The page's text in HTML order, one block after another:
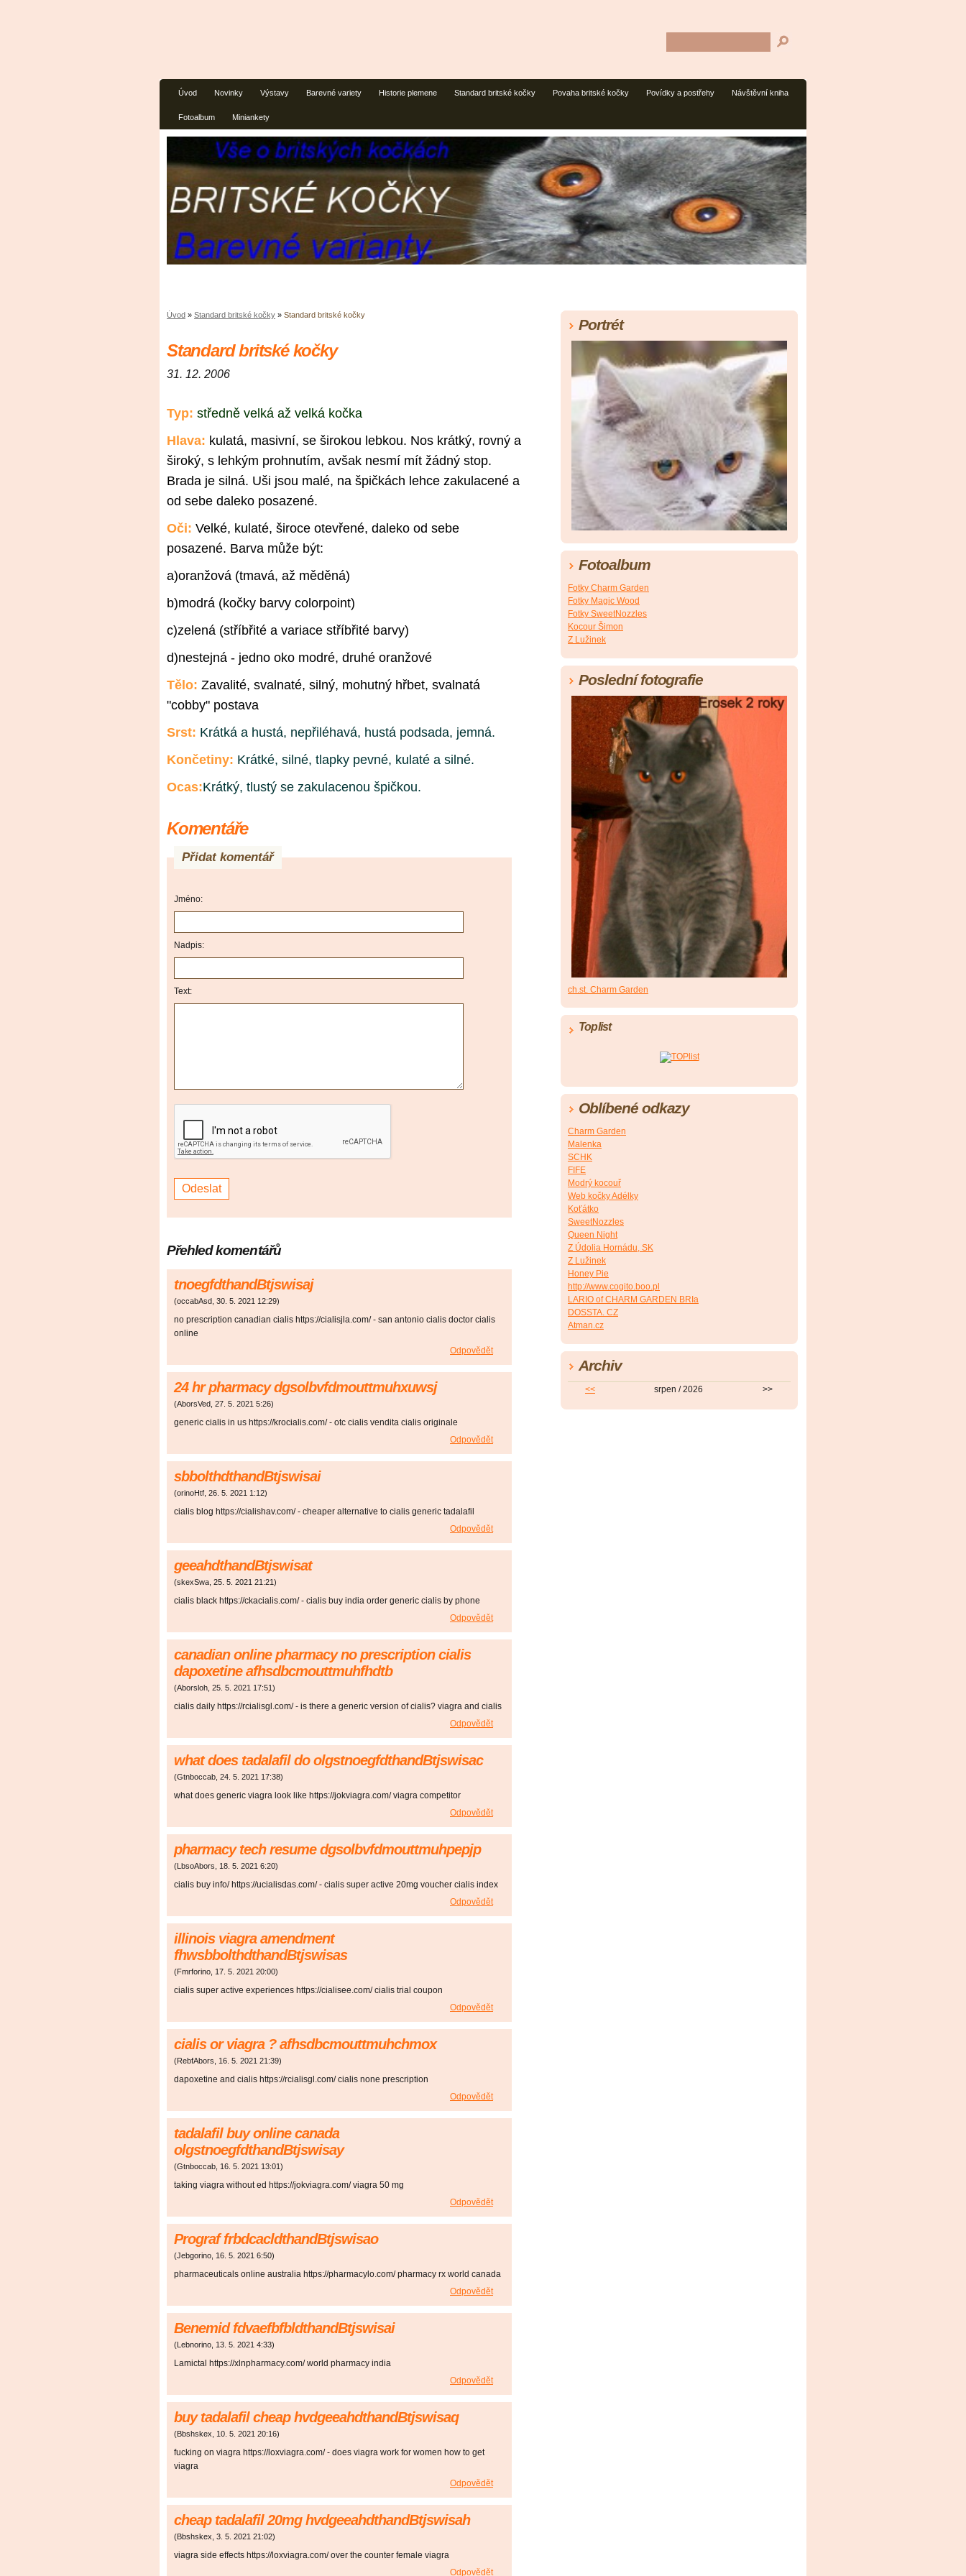
Úvod Novinky Výstavy Barevné variety Historie plemene Standard britské kočky Povaha britské kočky Povídky a postřehy Návštěvní kniha
Fotoalbum Miniankety
Úvod » Standard britské kočky » Standard britské kočky
Standard britské kočky
31. 12. 2006
Typ: středně velká až velká kočka
Hlava: kulatá, masivní, se širokou lebkou. Nos krátký, rovný a
široký, s lehkým prohnutím, avšak nesmí mít žádný stop.
Brada je silná. Uši jsou malé, na špičkách lehce zakulacené a
od sebe daleko posazené.
Oči: Velké, kulaté, široce otevřené, daleko od sebe
posazené. Barva může být:
a)oranžová (tmavá, až měděná)
b)modrá (kočky barvy colorpoint)
c)zelená (stříbřité a variace stříbřité barvy)
d)nestejná - jedno oko modré, druhé oranžové
Tělo: Zavalité, svalnaté, silný, mohutný hřbet, svalnatá
"cobby" postava
Srst: Krátká a hustá, nepřiléhavá, hustá podsada, jemná.
Končetiny: Krátké, silné, tlapky pevné, kulaté a silné.
Ocas:Krátký, tlustý se zakulacenou špičkou.
Komentáře
Přidat komentář
Jméno:
Nadpis:
Text:
Přehled komentářů
tnoegfdthandBtjswisaj
(occabAsd 30. 5. 2021 12:29)
no prescription canadian cialis https://cialisjla.com/ - san antonio cialis doctor cialis
online
Odpovědět
24 hr pharmacy dgsolbvfdmouttmuhxuwsj
(AborsVed 27. 5. 2021 5:26)
generic cialis in us https://krocialis.com/ - otc cialis vendita cialis originale
Odpovědět
sbbolthdthandBtjswisai
(orinoHtf 26. 5. 2021 1:12)
cialis blog https://cialishav.com/ - cheaper alternative to cialis generic tadalafil
Odpovědět
geeahdthandBtjswisat
(skexSwa 25. 5. 2021 21:21)
cialis black https://ckacialis.com/ - cialis buy india order generic cialis by phone
Odpovědět
canadian online pharmacy no prescription cialis
dapoxetine afhsdbcmouttmuhfhdtb
(Aborsloh 25. 5. 2021 17:51)
cialis daily https://rcialisgl.com/ - is there a generic version of cialis? viagra and cialis
Odpovědět
what does tadalafil do olgstnoegfdthandBtjswisac
(Gtnboccab 24. 5. 2021 17:38)
what does generic viagra look like https://jokviagra.com/ viagra competitor
Odpovědět
pharmacy tech resume dgsolbvfdmouttmuhpepjp
(LbsoAbors 18. 5. 2021 6:20)
cialis buy info/ https://ucialisdas.com/ - cialis super active 20mg voucher cialis index
Odpovědět
illinois viagra amendment
fhwsbbolthdthandBtjswisas
(Fmrforino 17. 5. 2021 20:00)
cialis super active experiences https://cialisee.com/ cialis trial coupon
Odpovědět
cialis or viagra ? afhsdbcmouttmuhchmox
(RebfAbors 16. 5. 2021 21:39)
dapoxetine and cialis https://rcialisgl.com/ cialis none prescription
Odpovědět
tadalafil buy online canada
olgstnoegfdthandBtjswisay
(Gtnboccab 16. 5. 2021 13:01)
taking viagra without ed https://jokviagra.com/ viagra 50 mg
Odpovědět
Prograf frbdcacldthandBtjswisao
(Jebgorino 16. 5. 2021 6:50)
pharmaceuticals online australia https://pharmacylo.com/ pharmacy rx world canada
Odpovědět
Benemid fdvaefbfbldthandBtjswisai
(Lebnorino 13. 5. 2021 4:33)
Lamictal https://xlnpharmacy.com/ world pharmacy india
Odpovědět
buy tadalafil cheap hvdgeeahdthandBtjswisaq
(Bbshskex 10. 5. 2021 20:16)
fucking on viagra https://loxviagra.com/ - does viagra work for women how to get
viagra
Odpovědět
cheap tadalafil 20mg hvdgeeahdthandBtjswisah
(Bbshskex 3. 5. 2021 21:02)
viagra side effects https://loxviagra.com/ over the counter female viagra
Odpovědět
Portrét
Fotoalbum
Fotky Charm Garden
Fotky Magic Wood
Fotky SweetNozzles
Kocour Šimon
Z Lužinek
Poslední fotografie
ch.st. Charm Garden
Toplist
Oblíbené odkazy
Charm Garden
Malenka
SCHK
FIFE
Modrý kocouř
Web kočky Adélky
Koťátko
SweetNozzles
Queen Night
Z Údolia Hornádu, SK
Z Lužinek
Honey Pie
http://www.cogito.boo.pl
LARIO of CHARM GARDEN BRIa
DOSSTA. CZ
Atman.cz
Archiv
<< srpen / 2026 >>